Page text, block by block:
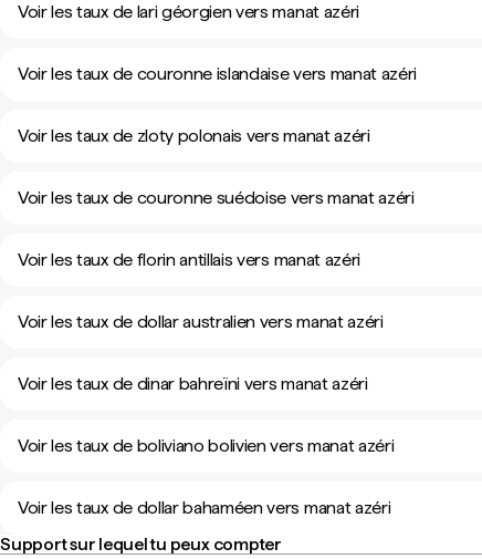
Voir les taux de lari géorgien vers manat azéri
Voir les taux de couronne islandaise vers manat azéri
Voir les taux de zloty polonais vers manat azéri
Voir les taux de couronne suédoise vers manat azéri
Voir les taux de florin antillais vers manat azéri
Voir les taux de dollar australien vers manat azéri
Voir les taux de dinar bahreïni vers manat azéri
Voir les taux de boliviano bolivien vers manat azéri
Voir les taux de dollar bahaméen vers manat azéri
Support sur lequel tu peux compter